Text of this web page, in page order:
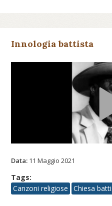
Innologia battista
Data: 11 Maggio 2021
Tags:
Canzoni religiose
Chiesa